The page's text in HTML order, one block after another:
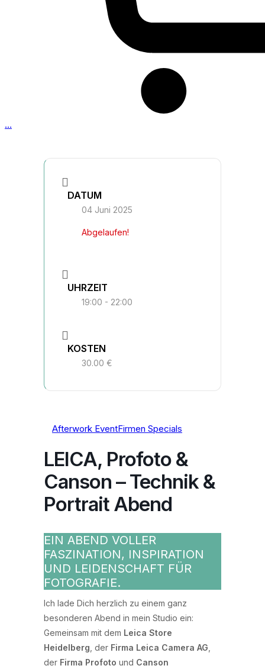
…
DATUM
04 Juni 2025
Abgelaufen!
UHRZEIT
19:00 - 22:00
KOSTEN
30.00 €
Afterwork EventFirmen Specials
LEICA, Profoto &
Canson – Technik &
Portrait Abend
EIN ABEND VOLLER
FASZINATION, INSPIRATION
UND LEIDENSCHAFT FÜR
FOTOGRAFIE.
Ich lade Dich herzlich zu einem ganz
besonderen Abend in mein Studio ein:
Gemeinsam mit dem Leica Store
Heidelberg , der Firma Leica Camera AG
der Firma Profoto und Canson